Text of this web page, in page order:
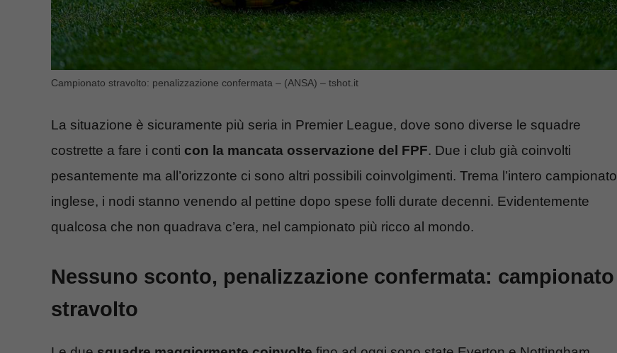
Campionato stravolto: penalizzazione confermata – (ANSA) – tshot.it
La situazione è sicuramente più seria in Premier League, dove sono diverse le squadre
costrette a fare i conti con la mancata osservazione del FPF. Due i club già coinvolti
pesantemente ma all’orizzonte ci sono altri possibili coinvolgimenti. Trema l’intero campionato
inglese, i nodi stanno venendo al pettine dopo spese folli durate decenni. Evidentemente
qualcosa che non quadrava c’era, nel campionato più ricco al mondo.
Nessuno sconto, penalizzazione confermata: campionato
stravolto